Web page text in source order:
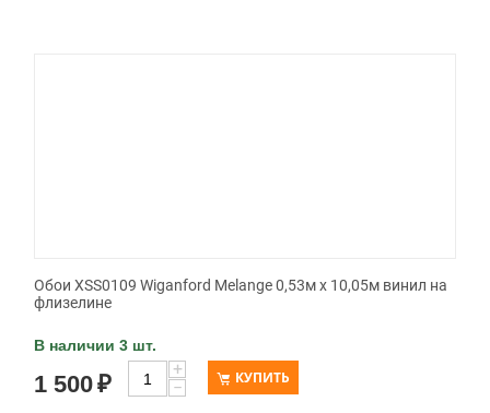
Обои XSS0109 Wiganford Melange 0,53м x 10,05м винил на
флизелине
В наличии 3 шт.
1 500₽
+
−
КУПИТЬ